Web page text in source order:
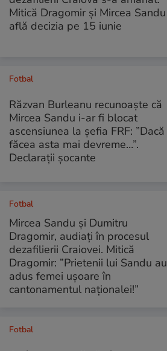
Mitică Dragomir și Mircea Sandu
află decizia pe 15 iunie
Fotbal
Răzvan Burleanu recunoaște că
Mircea Sandu i-ar fi blocat
ascensiunea la șefia FRF: ”Dacă
făcea asta mai devreme…”.
Declarații șocante
Fotbal
Mircea Sandu și Dumitru
Dragomir, audiați în procesul
dezafilierii Craiovei. Mitică
Dragomir: ”Prietenii lui Sandu au
adus femei ușoare în
cantonamentul naționalei!”
Fotbal